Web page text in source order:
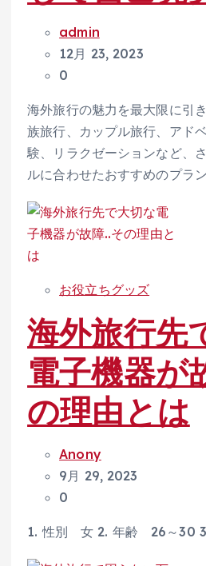
admin
12月 23, 2023
0
海外旅行の魅力を最大限に引
族旅行、カップル旅行、アド
験、リラクゼーションなど、
ルに合わせたおすすめのプラ
お役立ちグッズ
海外旅行先
電子機器が
の理由とは
Anony
9月 29, 2023
0
1. 性別 女 2. 年齢 26～30